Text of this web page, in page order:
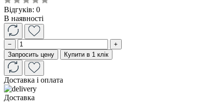
Відгуків: 0
В наявності
−
+
Запросить цену
Купити в 1 клік
Доставка і оплата
Доставка